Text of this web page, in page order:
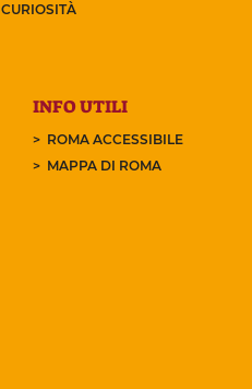
CURIOSITÀ
INFO UTILI
ROMA ACCESSIBILE
MAPPA DI ROMA